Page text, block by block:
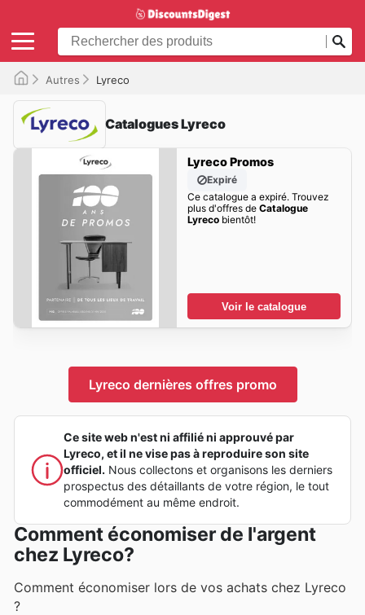
Autres Lyreco
Catalogues Lyreco
Lyreco Promos
Expiré
Ce catalogue a expiré. Trouvez
plus d'offres de Catalogue
Lyrecobientôt!
Voir le catalogue
Lyreco dernières offres promo
Ce site web n'est ni affilié ni approuvé par
Lyreco, et il ne vise pas à reproduire son site
officiel. Nous collectons et organisons les derniers
prospectus des détaillants de votre région, le tout
commodément au même endroit.
Comment économiser de l'argent
chez Lyreco?
Comment économiser lors de vos achats chez Lyreco
?